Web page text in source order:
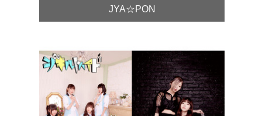
JYA☆PON